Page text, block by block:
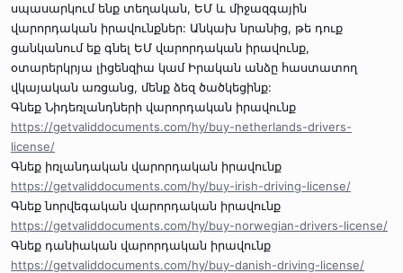
սպասարկում ենք տեղական, ԵՄ և միջազգային
վարորդական իրավունքներ: Անկախ նրանից, թե դուք
ցանկանում եք գնել ԵՄ վարորդական իրավունք,
օտարերկրյա լիցենզիա կամ Իրական անձը հաստատող
վկայական առցանց, մենք ձեզ ծածկեցինք:
Գնեք Նիդեռլանդների վարորդական իրավունք
https://getvaliddocuments.com/hy/buy-netherlands-drivers-
license/
Գնեք իռլանդական վարորդական իրավունք
https://getvaliddocuments.com/hy/buy-irish-driving-license/
Գնեք նորվեգական վարորդական իրավունք
https://getvaliddocuments.com/hy/buy-norwegian-drivers-license/
Գնեք դանիական վարորդական իրավունք
https://getvaliddocuments.com/hy/buy-danish-driving-license/